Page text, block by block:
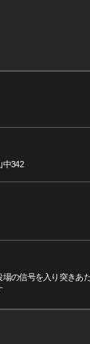
中342
の信号を入り突きあ